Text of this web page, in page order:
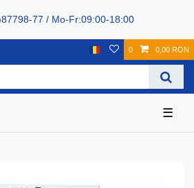
77 / Mo-Fr:09:00-18:00
0 0,00 RON
☰